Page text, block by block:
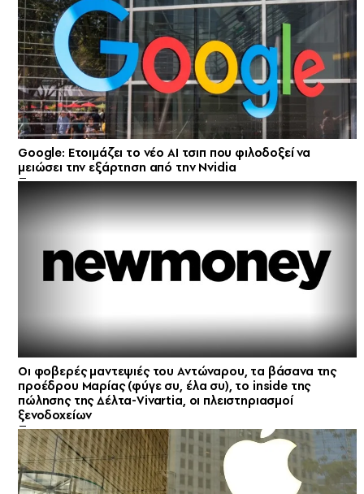
Google: Ετοιμάζει το νέο AI τσιπ που φιλοδοξεί να
μειώσει την εξάρτηση από την Nvidia
Οι φοβερές μαντεψιές του Αντώναρου, τα βάσανα της
προέδρου Μαρίας (φύγε συ, έλα συ), το inside της
πώλησης της Δέλτα-Vivartia, οι πλειστηριασμοί
ξενοδοχείων